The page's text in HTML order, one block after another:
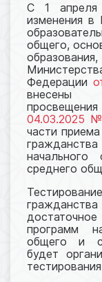
С 1 апреля
изменения в
общего,
Федерации
внесены
04.03.2025
части
среднего
программ
общего и
будет